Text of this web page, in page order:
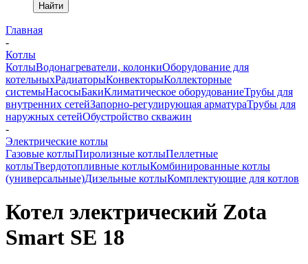
Найти
Главная
-
Котлы
КотлыВодонагреватели, колонкиОборудование для
котельныхРадиаторыКонвекторыКоллекторные
системыНасосыБакиКлиматическое оборудованиеТрубы для
внутренних сетейЗапорно-регулирующая арматураТрубы для
наружных сетейОбустройство скважин
-
Электрические котлы
Газовые котлыПиролизные котлыПеллетные
котлыТвердотопливные котлыКомбинированные котлы
(универсальные)Дизельные котлыКомплектующие для котлов
Котел электрический Zota
Smart SE 18